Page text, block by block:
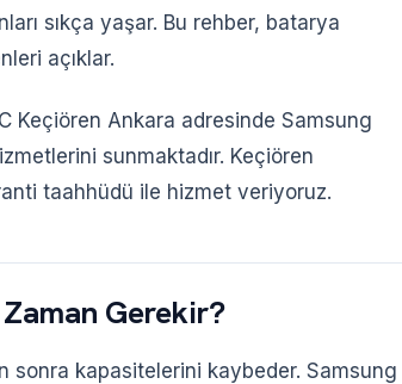
sıkça yaşar. Bu rehber, batarya
açıklar.
Keçiören Ankara adresinde Samsung
sunmaktadır. Keçiören
taahhüdü ile hizmet veriyoruz.
Gerekir?
sonra kapasitelerini kaybeder. Samsung